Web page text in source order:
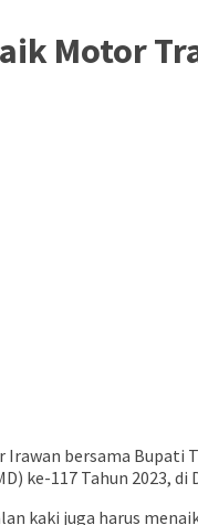
Motor
bersama Bupati
ke-117 Tahun 2023,
kaki juga harus